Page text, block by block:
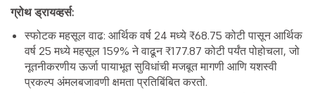
ग्रोथ ड्रायव्हर्स:
स्फोटक महसूल वाढ: आर्थिक वर्ष 24 मध्ये ₹68.75 कोटी पासून आर्थिक
वर्ष 25 मध्ये महसूल 159% ने वाढून ₹177.87 कोटी पर्यंत पोहोचला, जो
नूतनीकरणीय ऊर्जा पायाभूत सुविधांची मजबूत मागणी आणि यशस्वी
प्रकल्प अंमलबजावणी क्षमता प्रतिबिंबित करतो.